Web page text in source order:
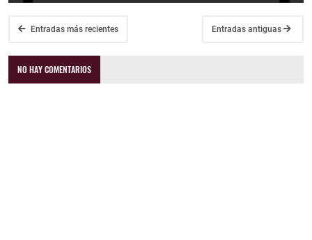
Entradas más recientes Entradas antiguas
NO HAY COMENTARIOS